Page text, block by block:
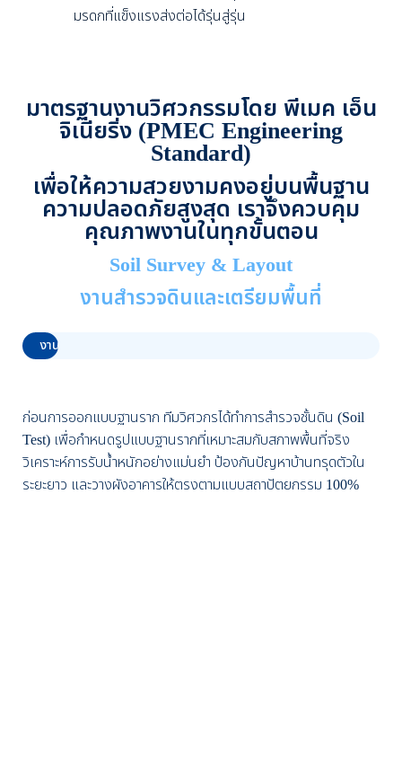
มรดกที่แข็งแรงส่งต่อได้รุ่นสู่รุ่น
มาตรฐานงานวิศวกรรมโดย พีเมค เอ็น
จิเนียริ่ง (PMEC Engineering
Standard)
เพื่อให้ความสวยงามคงอยู่บนพื้นฐาน
ความปลอดภัยสูงสุด เราจึงควบคุม
คุณภาพงานในทุกขั้นตอน
Soil Survey & Layout
งานสำรวจดินและเตรียมพื้นที่
งานสำรวจดินและเตรียมพื้นที่
ก่อนการออกแบบฐานราก ทีมวิศวกรได้ทำการสำรวจชั้นดิน (Soil
Test) เพื่อกำหนดรูปแบบฐานรากที่เหมาะสมกับสภาพพื้นที่จริง
วิเคราะห์การรับน้ำหนักอย่างแม่นยำ ป้องกันปัญหาบ้านทรุดตัวใน
ระยะยาว และวางผังอาคารให้ตรงตามแบบสถาปัตยกรรม 100%